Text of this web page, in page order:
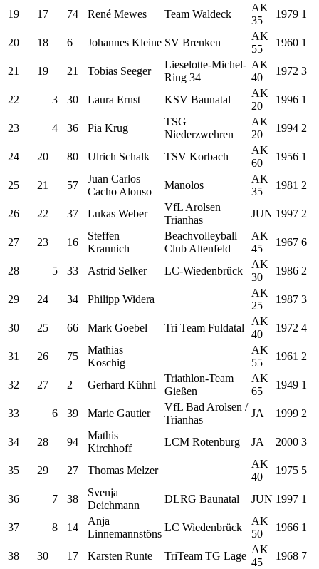
19 17 74 René Mewes Team Waldeck
AK
35
1979 1
20 18 6 Johannes Kleine SV Brenken
AK
55
1960 1
21 19 21 Tobias Seeger
Lieselotte-Michel-
Ring 34
AK
40
1972 3
22 3 30 Laura Ernst KSV Baunatal
AK
20
1996 1
23 4 36 Pia Krug
TSG
Niederzwehren
AK
20
1994 2
24 20 80 Ulrich Schalk TSV Korbach
AK
60
1956 1
25 21 57
Juan Carlos
Cacho Alonso
Manolos
AK
35
1981 2
26 22 37 Lukas Weber
VfL Arolsen
Trianhas
JUN 1997 2
27 23 16
Steffen
Krannich
Beachvolleyball
Club Altenfeld
AK
45
1967 6
28 5 33 Astrid Selker LC-Wiedenbrück
AK
30
1986 2
29 24 34 Philipp Widera
AK
25
1987 3
30 25 66 Mark Goebel Tri Team Fuldatal
AK
40
1972 4
31 26 75
Mathias
Koschig
AK
55
1961 2
32 27 2 Gerhard Kühnl
Triathlon-Team
Gießen
AK
65
1949 1
33 6 39 Marie Gautier
VfL Bad Arolsen /
Trianhas
JA 1999 2
34 28 94
Mathis
Kirchhoff
LCM Rotenburg JA 2000 3
35 29 27 Thomas Melzer
AK
40
1975 5
36 7 38
Svenja
Deichmann
DLRG Baunatal JUN 1997 1
37 8 14
Anja
Linnemannstöns
LC Wiedenbrück
AK
50
1966 1
38 30 17 Karsten Runte TriTeam TG Lage
AK
45
1968 7